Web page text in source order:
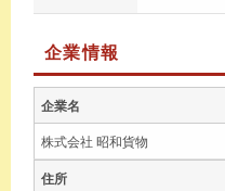
企業情報
企業名
株式会社 昭和貨物
住所